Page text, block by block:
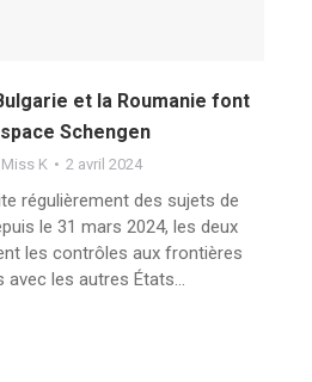
et la Roumanie font
Schengen
Miss K 2 avril 2024
régulièrement des sujets de
le 31 mars 2024, les deux
les contrôles aux frontières
les autres États…